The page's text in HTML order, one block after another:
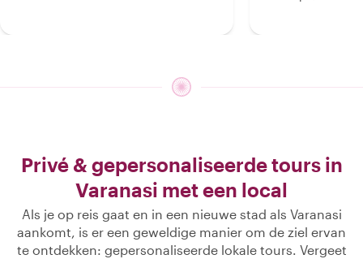
Privé & gepersonaliseerde tours in
Varanasi met een local
Als je op reis gaat en in een nieuwe stad als Varanasi
aankomt, is er een geweldige manier om de ziel ervan
te ontdekken: gepersonaliseerde lokale tours. Vergeet